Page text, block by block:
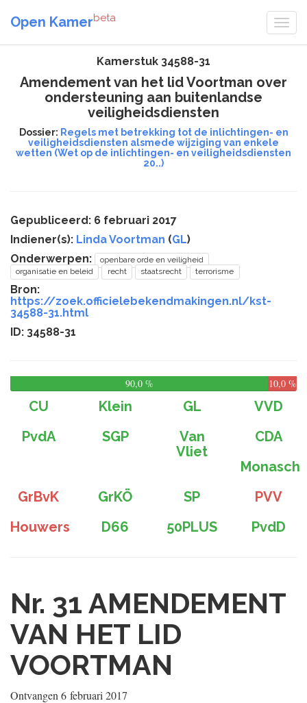
Open Kamerbeta
Kamerstuk 34588-31
Amendement van het lid Voortman over
ondersteuning aan buitenlandse
veiligheidsdiensten
Dossier: Regels met betrekking tot de inlichtingen- en
veiligheidsdiensten alsmede wijziging van enkele
wetten (Wet op de inlichtingen- en veiligheidsdiensten
20..)
Gepubliceerd: 6 februari 2017
Indiener(s): Linda Voortman (GL)
Onderwerpen:
openbare orde en veiligheid
organisatie en beleid
recht staatsrecht terrorisme
Bron:
https://zoek.officielebekendmakingen.nl/kst-
34588-31.html
ID: 34588-31
90,0 % 10,0 %
CU Klein GL
VVD
PvdA
SGP
Van
Vliet
CDA
Monasch
GrBvK
GrKÖ SP
PVV
Houwers
D66 50PLUS PvdD
Nr. 31 AMENDEMENT
VAN HET LID
VOORTMAN
Ontvangen 6 februari 2017